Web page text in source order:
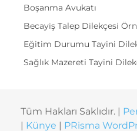
Boşanma Avukatı
Becayiş Talep Dilekçesi
Eğitim Durumu Tayini
Sağlık Mazereti Tayini
Tüm Hakları Saklıdır. |
Künye PRisma